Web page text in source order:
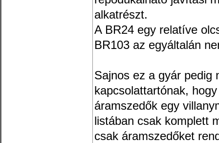
alkatrészt.
A BR24 egy relatíve
BR103 az egyáltalán
Sajnos ez a gyár pedig
kapcsolattartónak,
áramszedők egy
listában csak komplett
csak áramszedőket